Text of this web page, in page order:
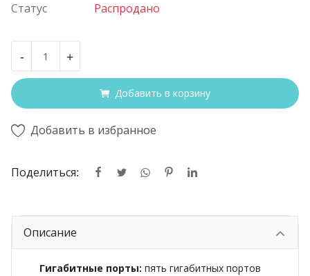
Статус Распродано
- +
Добавить в корзину
Добавить в избранное
Поделиться:
Описание
Гигабитные порты: пять гигабитных портов